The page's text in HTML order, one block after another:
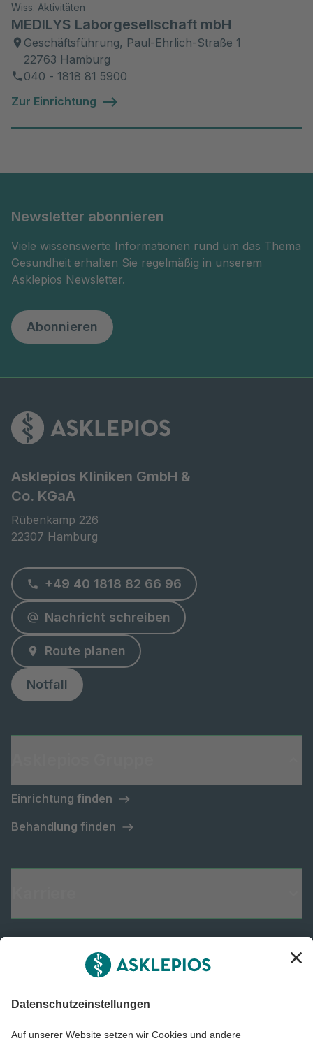
Wiss. Aktivitäten
MEDILYS Laborgesellschaft mbH
Geschäftsführung, Paul-Ehrlich-Straße 1
22763 Hamburg
040 - 1818 81 5900
Zur Einrichtung
Newsletter abonnieren
Viele wissenswerte Informationen rund um das Thema
Gesundheit erhalten Sie regelmäßig in unserem
Asklepios Newsletter.
Abonnieren
Asklepios Kliniken GmbH &
Co. KGaA
Rübenkamp 226
22307 Hamburg
+49 40 1818 82 66 96
Nachricht schreiben
Route planen
Notfall
Einrichtung finden
Behandlung finden
Informiert bleiben